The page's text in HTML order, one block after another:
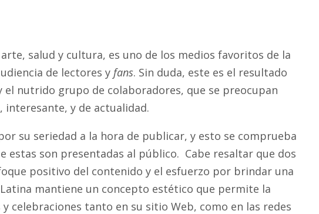
salud y cultura, es uno de los medios favoritos de la
de lectores y fans. Sin duda, este es el resultado
nutrido grupo de colaboradores, que se preocupan
y de actualidad.
su seriedad a la hora de publicar, y esto se comprueba
estas son presentadas al público. Cabe resaltar que dos
positivo del contenido y el esfuerzo por brindar una
mantiene un concepto estético que permite la
celebraciones tanto en su sitio Web, como en las redes